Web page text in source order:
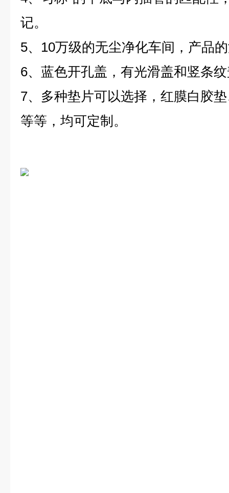
记。
5、10万级的无尘净化车间，产品
6、蓝色开孔盖，有光滑盖和竖条
7、多种垫片可以选择，红膜白胶
等等，均可定制。